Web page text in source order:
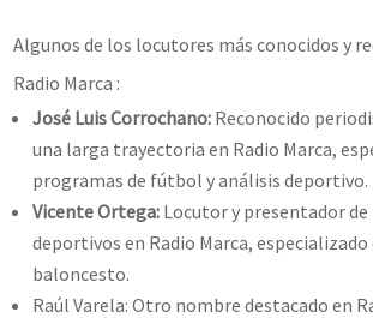
Algunos de los locutores más conocidos y
Radio Marca :
José Luis Corrochano: Reconocido
una larga trayectoria en Radio Marca,
programas de fútbol y análisis deportivo.
Vicente Ortega: Locutor y presentador
deportivos en Radio Marca,
baloncesto.
Raúl Varela: Otro nombre destacado en